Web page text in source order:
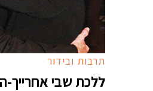
תרבות ובידור
ללכת שבי אחרייך-